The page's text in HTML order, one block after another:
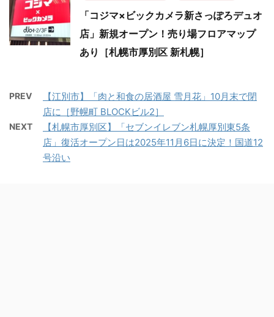
「コジマ×ビックカメラ新さっぽろデュオ
店」新規オープン！売り場フロアマップ
あり［札幌市厚別区 新札幌］
PREV
【江別市】「肉と和食の居酒屋 雪月花」10月末で閉
店に［野幌町 BLOCKビル2］
NEXT
【札幌市厚別区】「セブンイレブン札幌厚別東5条
店」復活オープン日は2025年11月6日に決定！国道12
号沿い